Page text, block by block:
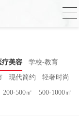
导航,黄色香蕉
线观看
疗美容 学校-教育
现代简约 轻奢时尚
200-500㎡ 500-1000㎡